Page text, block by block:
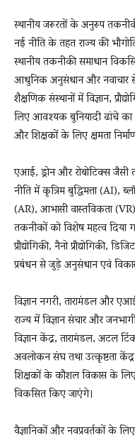
स्थानीय जरूरतों के अनुरूप
नई नीति के तहत राज्य की
स्थानीय तकनीकी समाधान
आधुनिक अनुसंधान और नवाचार से
शैक्षणिक संस्थानों में विज्ञान,
लिए आवश्यक बुनियादी ढांचे का
और शिक्षकों के लिए क्षमता
एआई, ड्रोन और रोबोटिक्स जैसी
नीति में कृत्रिम बुद्धिमत्ता (AI),
(AR), आभासी वास्तविकता
तकनीकों को विशेष महत्व दिया
प्रौद्योगिकी, नैनो
प्रबंधन से जुड़े अनुसंधान एवं विकास
विज्ञान नगरी, तारामंडल और
राज्य में विज्ञान संचार और
विज्ञान केंद्र, तारामंडल, अटल
अवलोकन संघ तथा उत्कृष्टता केंद्र
शिक्षकों के कौशल विकास के
विकसित किए जाएंगे।
वैज्ञानिकों और नवप्रवर्तकों के